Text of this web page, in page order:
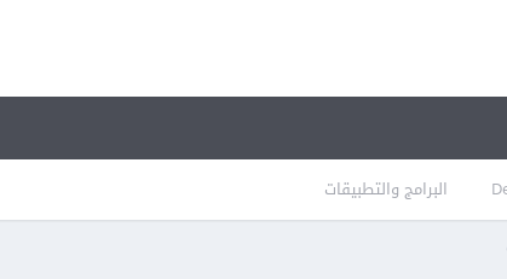
البرامج والتطبيقات